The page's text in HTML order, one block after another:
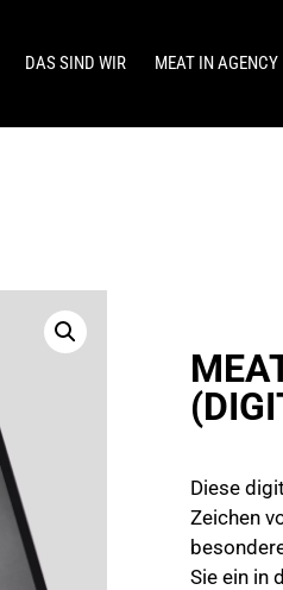
DAS SIND WIR MEAT IN AGENCY
Diese
Zeichen
Sie ein in